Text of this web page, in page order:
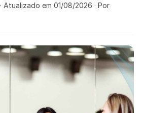
· Atualizado em 01/08/2026 · Por